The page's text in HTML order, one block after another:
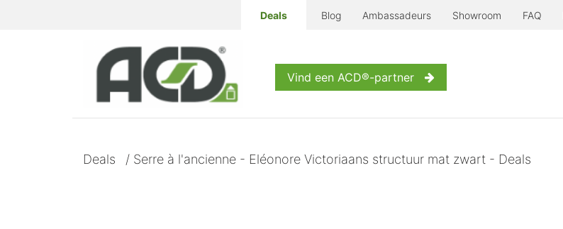
Deals Blog Ambassadeurs Showroom FAQ
Vind een ACD®-partner
Deals / Serre à l'ancienne - Eléonore Victoriaans structuur mat zwart - Deals